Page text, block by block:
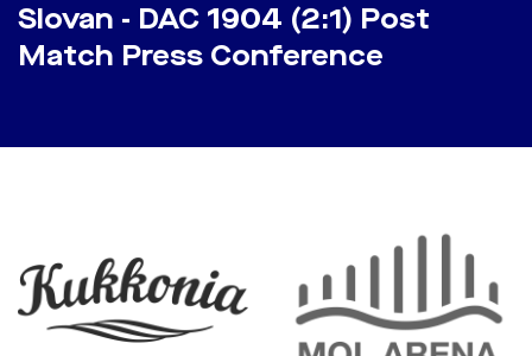
Slovan - DAC 1904 (2:1) Post
Match Press Conference